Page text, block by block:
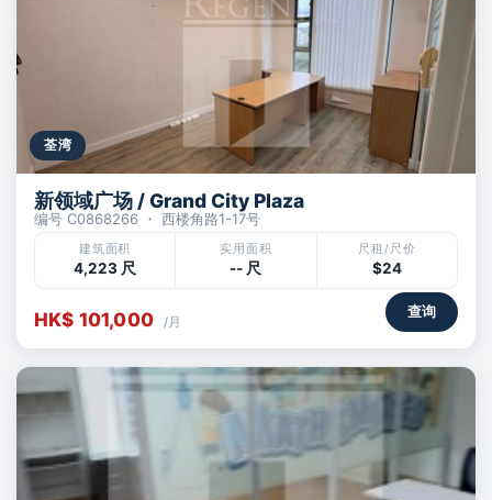
荃湾
新领域广场 / Grand City Plaza
编号 C0868266 ・ 西楼角路1-17号
建筑面积
4,223 尺
实用面积
-- 尺
尺租/尺价
$24
HK$ 101,000 /月
查询